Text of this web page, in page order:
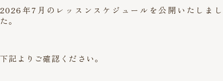
2026年7月のレッスンスケジュールを公開いたしまし
た。
下記よりご確認ください。